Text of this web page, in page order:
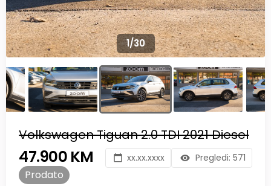
1/30
Volkswagen Tiguan 2.0 TDI 2021 Diesel
47.900 KM
Prodato
xx.xx.xxxx Pregledi: 571